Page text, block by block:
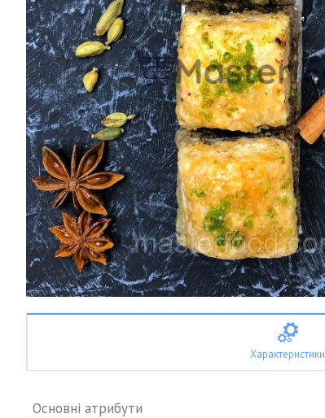
Характеристики
Основні атрибути